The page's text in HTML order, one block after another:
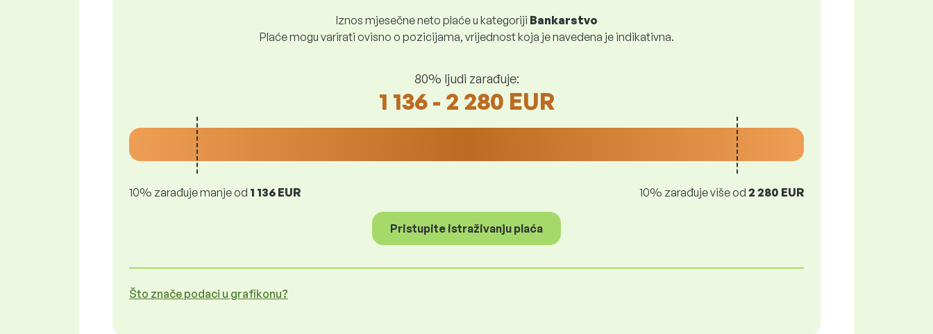
Iznos mjesečne neto plaće u kategoriji Bankarstvo
Plaće mogu varirati ovisno o pozicijama, vrijednost koja je navedena je indikativna.
80% ljudi zarađuje:
1 136 - 2 280 EUR
10% zarađuje manje od 1 136 EUR 10% zarađuje više od 2 280 EUR
Pristupite istraživanju plaća
Što znače podaci u grafikonu?